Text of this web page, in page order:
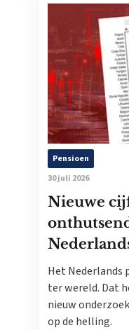
Pensioen
30 juli 2026
Nieuwe
Het Nederlands
ter wereld. Dat
nieuw
op de helling.